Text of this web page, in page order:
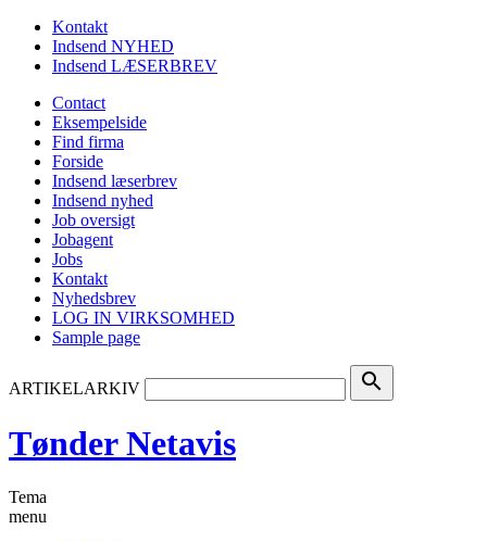
Kontakt
Indsend NYHED
Indsend LÆSERBREV
Contact
Eksempelside
Find firma
Forside
Indsend læserbrev
Indsend nyhed
Job oversigt
Jobagent
Jobs
Kontakt
Nyhedsbrev
LOG IN VIRKSOMHED
Sample page
ARTIKELARKIV search
Tønder Netavis
Tema
menu